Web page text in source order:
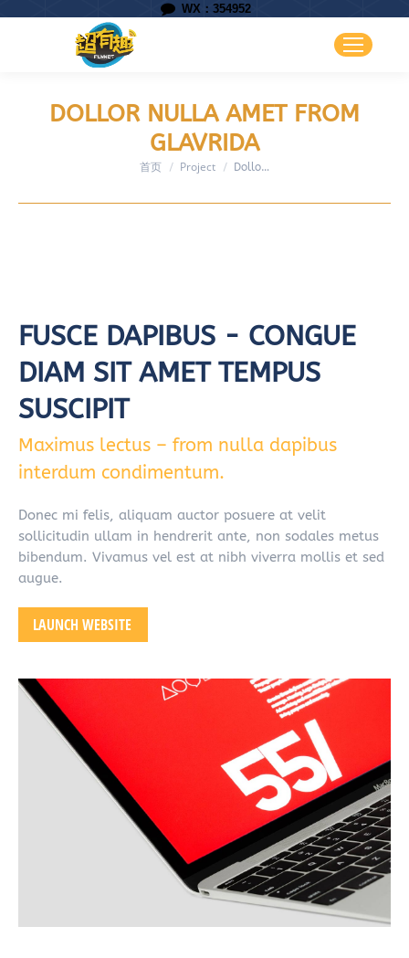
WX：354952
DOLLOR NULLA AMET FROM
GLAVRIDA
您在这里：
首页 Project Dollo…
FUSCE DAPIBUS - CONGUE
DIAM SIT AMET TEMPUS
SUSCIPIT
Maximus lectus – from nulla dapibus
interdum condimentum.
Donec mi felis, aliquam auctor posuere at velit
sollicitudin ullam in hendrerit ante, non sodales metus
bibendum. Vivamus vel est at nibh viverra mollis et sed
augue.
LAUNCH WEBSITE